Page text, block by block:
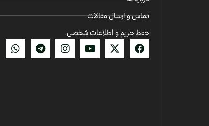
تماس و ارسال مقالات
حفظ حریم و اطلاعات شخصی